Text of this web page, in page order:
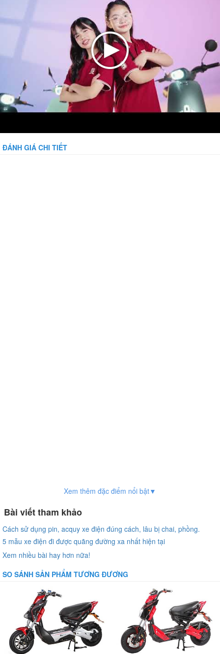
ĐÁNH GIÁ CHI TIẾT
Xem thêm đặc điểm nổi bật▼
Bài viết tham khảo
Cách sử dụng pin, acquy xe điện đúng cách, lâu bị chai, phồng.
5 mẫu xe điện đi được quãng đường xa nhất hiện tại
Xem nhiều bài hay hơn nữa!
SO SÁNH SẢN PHẨM TƯƠNG ĐƯƠNG